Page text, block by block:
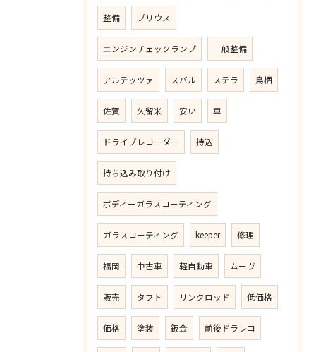
整備 プリウス
エンジンチェックランプ 一般整備
アルテッツァ スバル ステラ 鳥栖
佐賀 久留米 安い 車
ドライブレコーダー 持込
持ち込み取り付け
ボディーガラスコーティング
ガラスコーティング keeper 修理
福岡 中古車 軽自動車 ムーヴ
販売 タフト リンクロッド 低価格
価格 塗装 鈑金 前後ドラレコ